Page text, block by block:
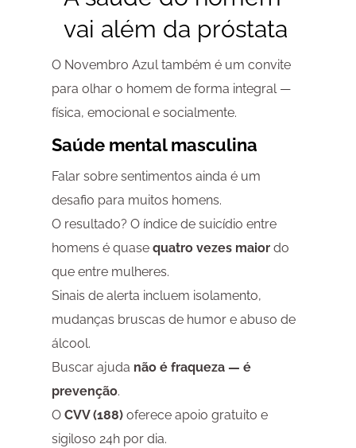
vai além da próstata
O Novembro Azul também é um convite
para olhar o homem de forma integral —
física, emocional e socialmente.
Saúde mental masculina
Falar sobre sentimentos ainda é um
desafio para muitos homens.
O resultado? O índice de suicídio entre
homens é quase quatro vezes maiordo
que entre mulheres.
Sinais de alerta incluem isolamento,
mudanças bruscas de humor e abuso de
álcool.
Buscar ajuda não é fraqueza — é
prevenção.
O CVV (188)oferece apoio gratuito e
sigiloso 24h por dia.